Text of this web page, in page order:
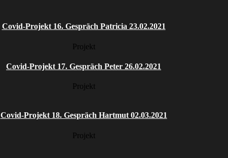
Covid-Projekt 16. Gespräch Patricia 23.02.2021
Projekt
Covid-Projekt 17. Gespräch Peter 26.02.2021
Projekt
Covid-Projekt 18. Gespräch Hartmut 02.03.2021
Projekt